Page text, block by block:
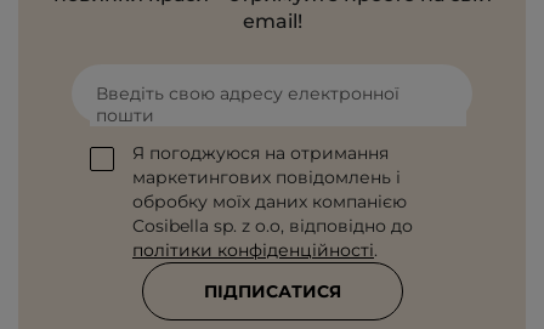
email!
Введіть свою адресу електронної
пошти
Я погоджуюся на отримання
маркетингових повідомлень і
обробку моїх даних компанією
Cosibella sp. z o.o, відповідно до
політики конфіденційності.
ПІДПИСАТИСЯ